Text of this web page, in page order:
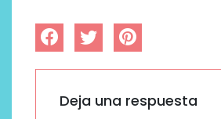
Deja una respuesta